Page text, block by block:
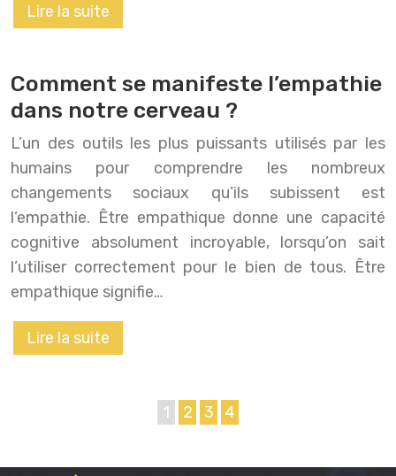
Lire la suite
Comment se manifeste l’empathie
dans notre cerveau ?
L’un des outils les plus puissants utilisés par les
humains pour comprendre les nombreux
changements sociaux qu’ils subissent est
l’empathie. Être empathique donne une capacité
cognitive absolument incroyable, lorsqu’on sait
l’utiliser correctement pour le bien de tous. Être
empathique signifie…
Lire la suite
1 2 3 4